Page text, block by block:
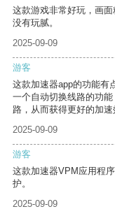
这款游戏非常好玩，画
没有玩腻。
2025-09-09
游客
这款加速器app的功能有
一个自动切换线路的功
路，从而获得更好的加速
2025-09-09
游客
这款加速器VPM应用程
护。
2025-09-09